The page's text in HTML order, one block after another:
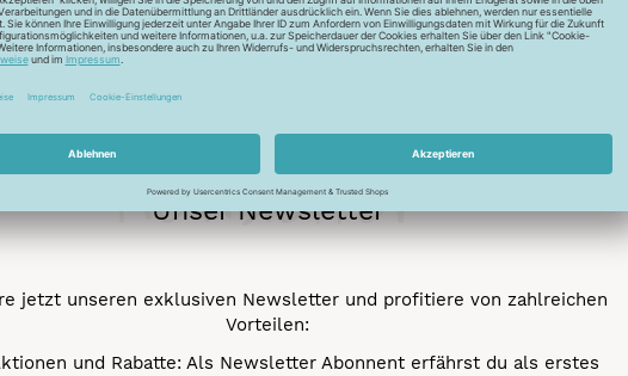
Unser Newsletter
Newsletter
jetzt unseren exklusiven Newsletter und profitiere von zahlreichen
Vorteilen:
und Rabatte: Als Newsletter Abonnent erfährst du als erstes